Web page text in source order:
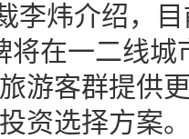
李炜介绍，
将在一二线
游客群提供
资选择方案